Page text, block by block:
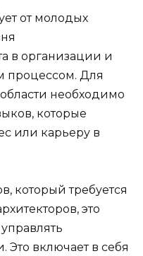
от молодых
в организации и
процессом. Для
необходимо
которые
или карьеру в
который требуется
это
Это включает в себя